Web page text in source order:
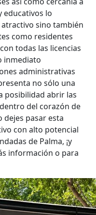
educativos lo
sino también
como residentes
todas las licencias
inmediato
administrativas
no sólo una
posibilidad abrir las
del corazón de
dejes pasar esta
con alto potencial
de Palma, ¡y
información o para